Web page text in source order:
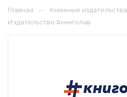
Главная — Книжные издательства
Издательство #книголав